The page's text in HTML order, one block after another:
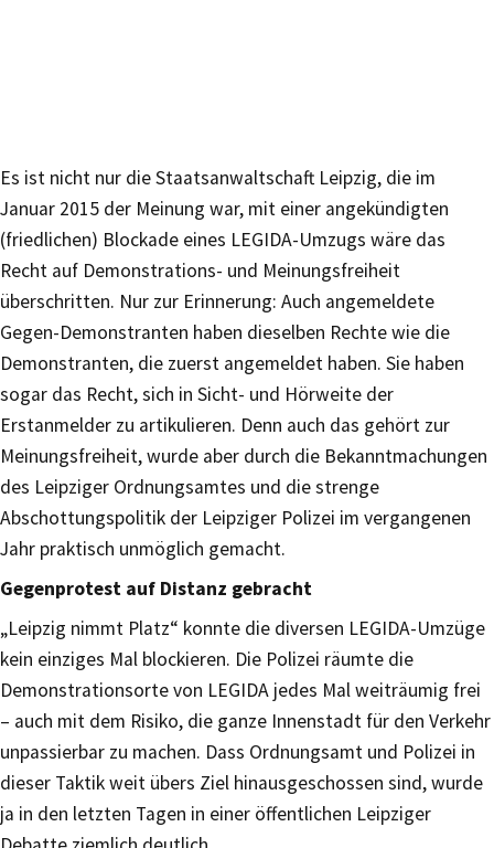
Es ist nicht nur die Staatsanwaltschaft Leipzig, die im
Januar 2015 der Meinung war, mit einer angekündigten
(friedlichen) Blockade eines LEGIDA-Umzugs wäre das
Recht auf Demonstrations- und Meinungsfreiheit
überschritten. Nur zur Erinnerung: Auch angemeldete
Gegen-Demonstranten haben dieselben Rechte wie die
Demonstranten, die zuerst angemeldet haben. Sie haben
sogar das Recht, sich in Sicht- und Hörweite der
Erstanmelder zu artikulieren. Denn auch das gehört zur
Meinungsfreiheit, wurde aber durch die Bekanntmachungen
des Leipziger Ordnungsamtes und die strenge
Abschottungspolitik der Leipziger Polizei im vergangenen
Jahr praktisch unmöglich gemacht.
Gegenprotest auf Distanz gebracht
„Leipzig nimmt Platz“ konnte die diversen LEGIDA-Umzüge
kein einziges Mal blockieren. Die Polizei räumte die
Demonstrationsorte von LEGIDA jedes Mal weiträumig frei
– auch mit dem Risiko, die ganze Innenstadt für den Verkehr
unpassierbar zu machen. Dass Ordnungsamt und Polizei in
dieser Taktik weit übers Ziel hinausgeschossen sind, wurde
ja in den letzten Tagen in einer öffentlichen Leipziger